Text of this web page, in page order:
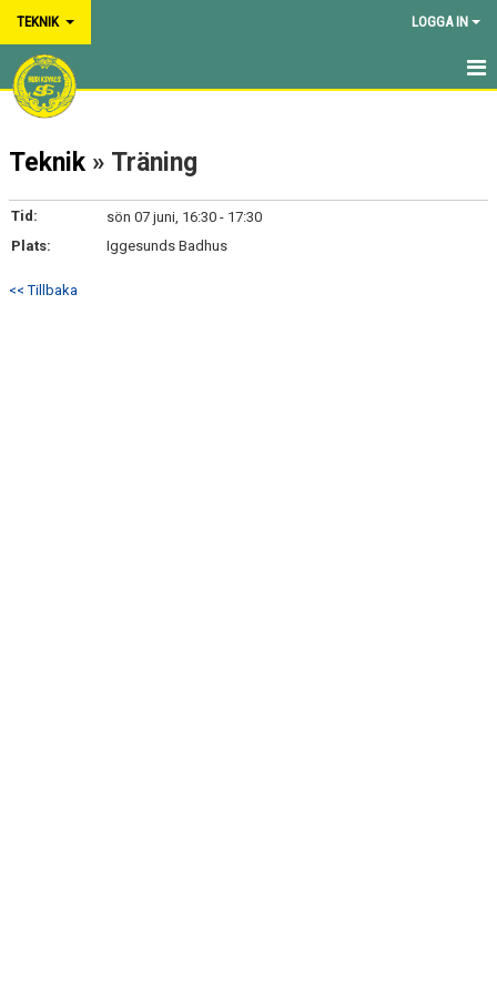
TEKNIK LOGGA IN
HEM
NYHETER
ANMÄLAN
KALENDER
Teknik » Träning
Tid:
sön 07 juni, 16:30 - 17:30
Plats:
Iggesunds Badhus
<< Tillbaka